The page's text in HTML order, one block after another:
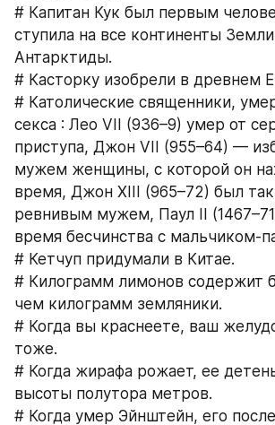
# Капитан Кук был первым
ступила на все континенты
Антарктиды.
# Касторку изобрели в древнем
# Католические священники,
секса : Лео VII (936–9) умер от
приступа, Джон VII (955–64) —
мужем женщины, с которой он
время, Джон ХIII (965–72) был
ревнивым мужем, Паул II
время бесчинства с мальчиком-
# Кетчуп придумали в Китае.
# Килограмм лимонов содержит
чем килограмм земляники.
# Когда вы краснеете, ваш
тоже.
# Когда жирафа рожает, ее
высоты полутора метров.
# Когда умер Эйнштейн, его